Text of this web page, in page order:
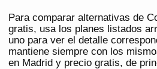
Para comparar alternativas de
gratis, usa los planes listados
uno para ver el detalle
mantiene siempre con los
en Madrid y precio gratis, de